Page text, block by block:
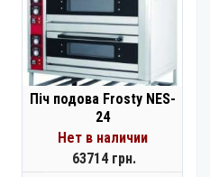
Піч подова Frosty NES-
24
Нет в наличии
63714 грн.